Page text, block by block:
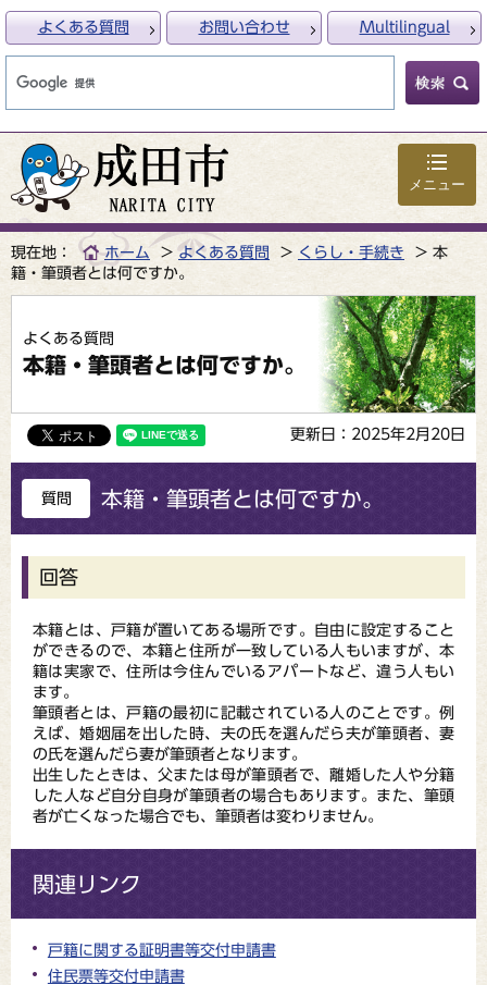
メニュー
よくある質問 お問い合わせ Multilingual
現在地： ホーム よくある質問 くらし・手続き
本
籍・筆頭者とは何ですか。
よくある質問
本籍・筆頭者とは何ですか。
更新日：2025年2月20日
質問 本籍・筆頭者とは何ですか。
回答
本籍とは、戸籍が置いてある場所です。自由に設定すること
ができるので、本籍と住所が一致している人もいますが、本
籍は実家で、住所は今住んでいるアパートなど、違う人もい
ます。
筆頭者とは、戸籍の最初に記載されている人のことです。例
えば、婚姻届を出した時、夫の氏を選んだら夫が筆頭者、妻
の氏を選んだら妻が筆頭者となります。
出生したときは、父または母が筆頭者で、離婚した人や分籍
した人など自分自身が筆頭者の場合もあります。また、筆頭
者が亡くなった場合でも、筆頭者は変わりません。
関連リンク
戸籍に関する証明書等交付申請書
住民票等交付申請書